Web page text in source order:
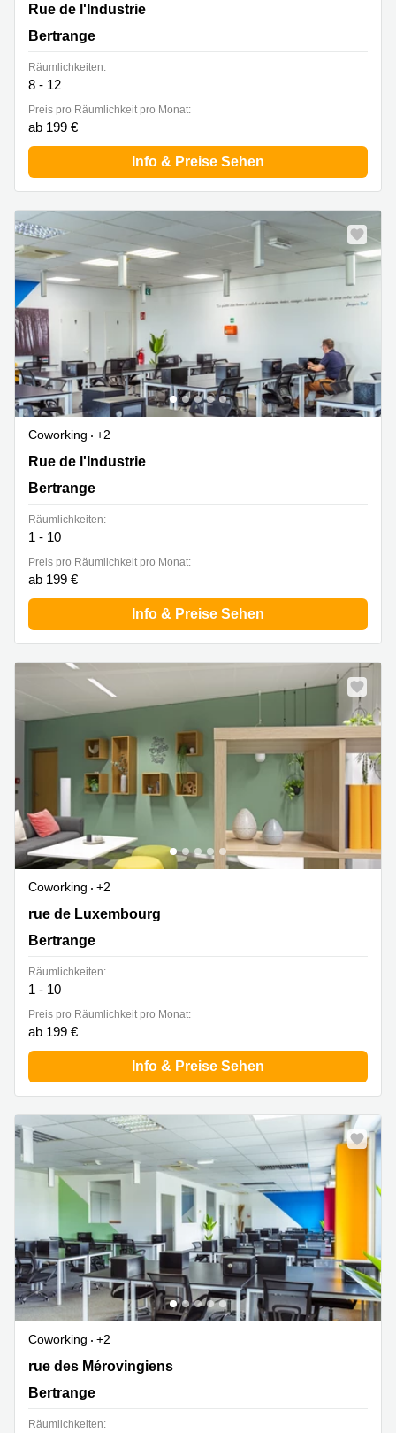
19 rue de l'Industrie, Bertrange
Rue de l'Industrie
Bertrange
Räumlichkeiten:
8 - 12
Preis pro Räumlichkeit pro Monat:
ab 199 €
Info & Preise Sehen
Coworking
+2
15 rue de l'Industrie, Bertrange
Rue de l'Industrie
Bertrange
Räumlichkeiten:
1 - 10
Preis pro Räumlichkeit pro Monat:
ab 199 €
Info & Preise Sehen
Coworking
+2
177 rue de Luxembourg, Bertrange
rue de Luxembourg
Bertrange
Räumlichkeiten:
1 - 10
Preis pro Räumlichkeit pro Monat:
ab 199 €
Info & Preise Sehen
Coworking
+2
8 rue des Mérovingiens, Bertrange
rue des Mérovingiens
Bertrange
Räumlichkeiten: